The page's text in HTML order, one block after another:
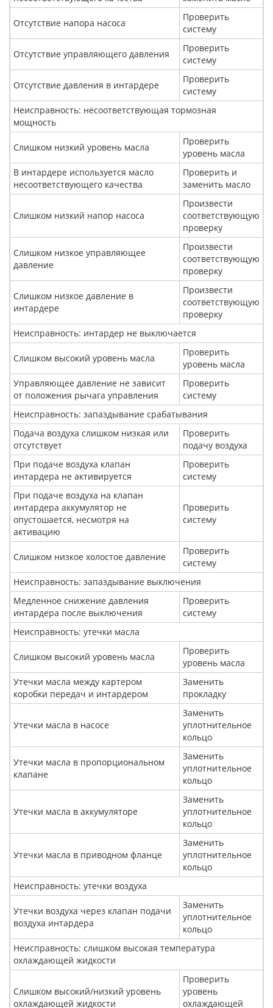
Отсутствие напора насоса
Проверить
систему
Отсутствие управляющего давления
Проверить
систему
Отсутствие давления в интардере
Проверить
систему
Неисправность: несоответствующая тормозная
мощность
Слишком низкий уровень масла
Проверить
уровень масла
В интардере используется масло
несоответствующего качества
Проверить и
заменить масло
Слишком низкий напор насоса
Произвести
соответствующую
проверку
Слишком низкое управляющее
давление
Произвести
соответствующую
проверку
Слишком низкое давление в
интардере
Произвести
соответствующую
проверку
Неисправность: интардер не выключается
Слишком высокий уровень масла
Проверить
уровень масла
Управляющее давление не зависит
от положения рычага управления
Проверить
систему
Неисправность: запаздывание срабатывания
Подача воздуха слишком низкая или
отсутствует
Проверить
подачу воздуха
При подаче воздуха клапан
интардера не активируется
Проверить
систему
При подаче воздуха на клапан
интардера аккумулятор не
опустошается, несмотря на
активацию
Проверить
систему
Слишком низкое холостое давление
Проверить
систему
Неисправность: запаздывание выключения
Медленное снижение давления
интардера после выключения
Проверить
систему
Неисправность: утечки масла
Слишком высокий уровень масла
Проверить
уровень масла
Утечки масла между картером
коробки передач и интардером
Заменить
прокладку
Утечки масла в насосе
Заменить
уплотнительное
кольцо
Утечки масла в пропорциональном
клапане
Заменить
уплотнительное
кольцо
Утечки масла в аккумуляторе
Заменить
уплотнительное
кольцо
Утечки масла в приводном фланце
Заменить
уплотнительное
кольцо
Неисправность: утечки воздуха
Утечки воздуха через клапан подачи
воздуха интардера
Заменить
уплотнительное
кольцо
Неисправность: слишком высокая температура
охлаждающей жидкости
Слишком высокий/низкий уровень
охлаждающей жидкости
Проверить
уровень
охлаждающей